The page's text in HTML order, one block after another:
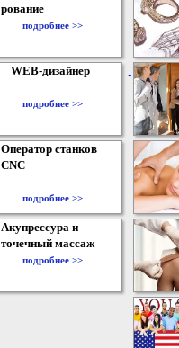
рование
подробнее >>
WEB-дизайнер
подробнее >>
Оператор станков
CNC
подробнее >>
Акупрессура и
точечный массаж
подробнее >>